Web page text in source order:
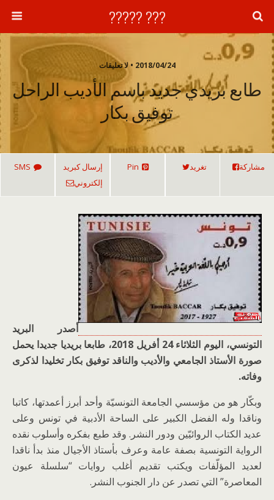
??? ?????
2018/04/24 • لا تعليقات
طابع بريدي جديد باسم الأديب الراحل
توفيق بكار
مشاركة تغريد Pin
إرسال كبريد
إلكتروني
SMS
أصدر البريد
التونسي، اليوم الثلاثاء 24 أفريل 2018، طابعا بريديا جديدا يحمل
صورة الأستاذ الجامعي والأديب والناقد توفيق بكار تخليدا لذكرى
وفاته.
وبكّار هو من مؤسسي الجامعة التونسيّة وأحد أبرز أعمدتها، كاتبا
وناقدا وله الفضل الكبير على الساحة الأدبية في تونس وعلى
عديد الكتاب الروائيّين ودور النشر. وقد طبع بفكره وأسلوب نقده
الرواية التونسية بصفة عامة وعرف بأستاذ الأجيال منذ بدأ ناقدا
لعديد المؤلّفات ويكتب تقديم أغلب روايات “سلسلة عيون
المعاصرة” التي تصدر عن دار الجنوب النشر.